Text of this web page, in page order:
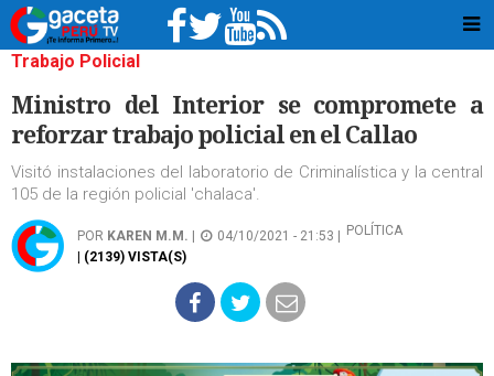
Trabajo Policial
Ministro del Interior se compromete a
reforzar trabajo policial en el Callao
Visitó instalaciones del laboratorio de Criminalística y la central
105 de la región policial 'chalaca'.
POR KAREN M.M. 04/10/2021 - 21:53 |
POLÍTICA
| (2139) VISTA(S)